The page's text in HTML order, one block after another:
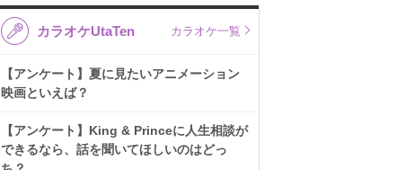
カラオケUtaTen カラオケ一覧
【アンケート】夏に見たいアニメーション
映画といえば？
【アンケート】King & Princeに人生相談が
できるなら、話を聞いてほしいのはどっ